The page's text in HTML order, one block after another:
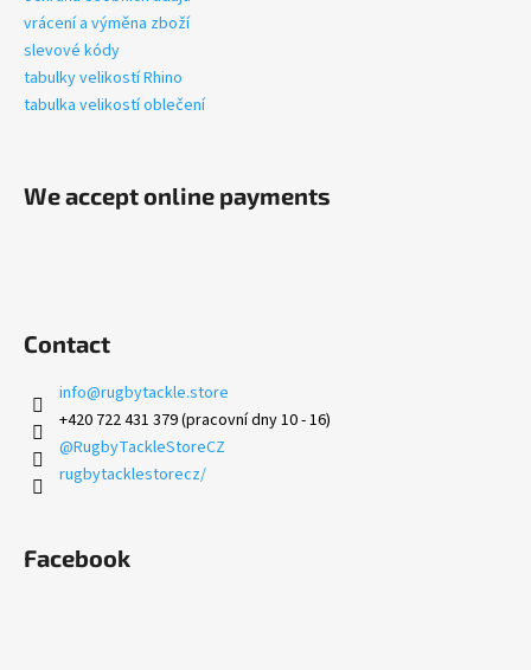
vrácení a výměna zboží
slevové kódy
tabulky velikostí Rhino
tabulka velikostí oblečení
We accept online payments
Contact
info@rugbytackle.store
+420 722 431 379 (pracovní dny 10 - 16)
@RugbyTackleStoreCZ
rugbytacklestorecz/
Facebook